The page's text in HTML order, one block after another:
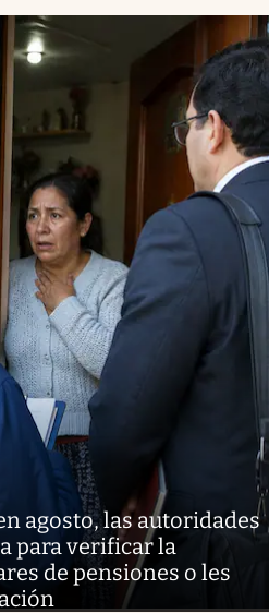
agosto, las autoridades
para verificar la
de pensiones o les